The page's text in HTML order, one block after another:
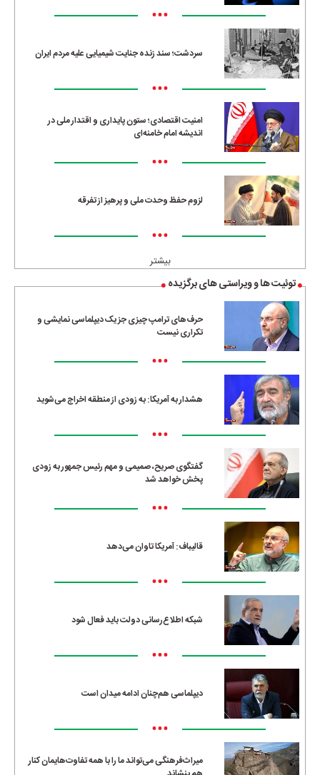
•••
سردشت؛ سند زنده جنایت شیمیایی علیه مردم ایران
•••
امنیت اقتصادی؛ ستون پایداری و اقتدار ملی در
اندیشه امام خامنه‌ای
•••
لزوم حفظ وحدت ملی و پرهیز از تفرقه
•••
بیشتر
توئیت ها و ویراستی های برگزیده
حرف‌های ترامپ چیزی جز یک دیپلماسی نمایشی و
تکراری نیست
•••
هشدار به آمریکا: به زودی از منطقه اخراج می‌شوید
•••
گفتگوی صریح، صمیمی و مهم رئیس جمهور به زودی
پخش خواهد شد
•••
قالیباف: آمریکا تاوان می‌دهد
•••
شبکه اطلاع‌رسانی دولت باید فعال شود
•••
دیپلماسی هم‌چنان ادامه میدان است
•••
میراث‌فرهنگی می‌تواند ما را با همه تفاوت‌هایمان کنار